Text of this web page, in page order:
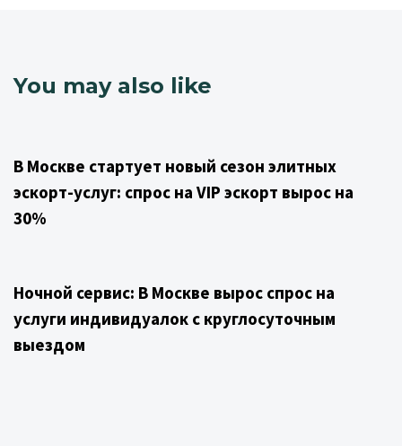
You may also like
В Москве стартует новый сезон элитных
эскорт-услуг: спрос на VIP эскорт вырос на
30%
Ночной сервис: В Москве вырос спрос на
услуги индивидуалок с круглосуточным
выездом